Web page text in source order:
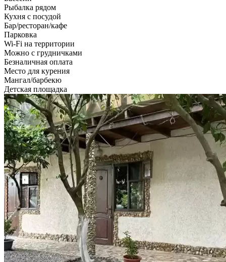
Рыбалка рядом
Кухня с посудой
Бар/ресторан/кафе
Парковка
Wi-Fi на территории
Можно с грудничками
Безналичная оплата
Место для курения
Мангал/барбекю
Детская площадка